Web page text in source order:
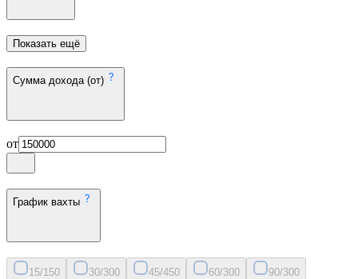
Показать ещё
Сумма дохода (от)
от
График вахты
15/150 30/300 45/450 60/300 90/300